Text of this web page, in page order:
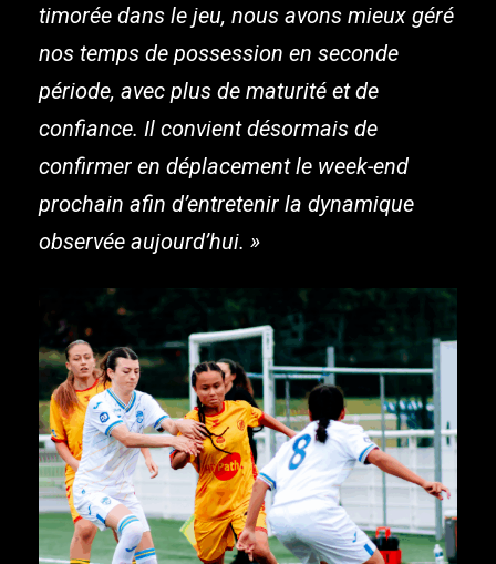
timorée dans le jeu, nous avons mieux géré
nos temps de possession en seconde
période, avec plus de maturité et de
confiance. Il convient désormais de
confirmer en déplacement le week-end
prochain afin d’entretenir la dynamique
observée aujourd’hui. »